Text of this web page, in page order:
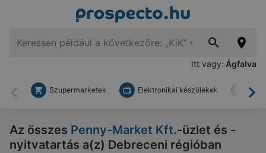
Itt vagy: Ágfalva
Vissza
Szupermarketek Elektronikai készülékek
Az összes Penny-Market Kft.-üzlet és -
nyitvatartás a(z) Debreceni régióban